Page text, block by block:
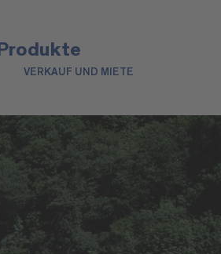
Produkte
VERKAUF UND MIETE